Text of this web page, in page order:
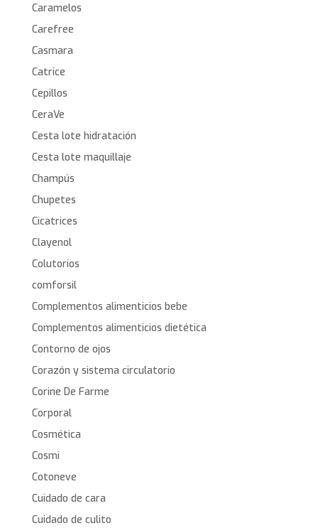
Caramelos
Carefree
Casmara
Catrice
Cepillos
CeraVe
Cesta lote hidratación
Cesta lote maquillaje
Champús
Chupetes
Cicatrices
Clayenol
Colutorios
comforsil
Complementos alimenticios bebe
Complementos alimenticios dietética
Contorno de ojos
Corazón y sistema circulatorio
Corine De Farme
Corporal
Cosmética
Cosmi
Cotoneve
Cuidado de cara
Cuidado de culito